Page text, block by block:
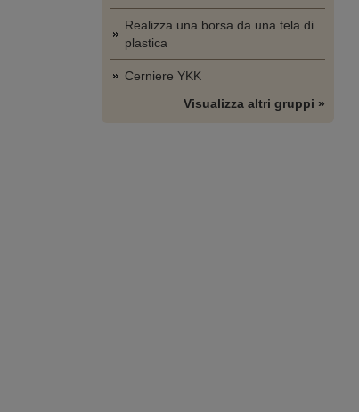
Realizza una borsa da una tela di
plastica
Cerniere YKK
Visualizza altri gruppi »